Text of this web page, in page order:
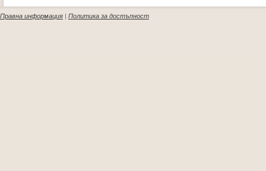
Правна информация | Политика за достъпност